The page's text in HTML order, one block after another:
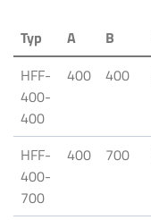
Typ A B
HFF-
400-
400
400 400
HFF-
400-
700
400 700